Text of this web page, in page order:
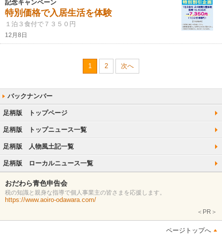
記念キャンペーン
特別価格で入居生活を体験
１泊３食付で７３５０円
12月8日
1 2 次へ
足柄版 トップページ
足柄版 トップニュース一覧
足柄版 人物風土記一覧
足柄版 ローカルニュース一覧
おだわら青色申告会
税の知識と親身な指導で個人事業主の皆さまを応援します。
https://www.aoiro-odawara.com/
＜PR＞
ページトップへ